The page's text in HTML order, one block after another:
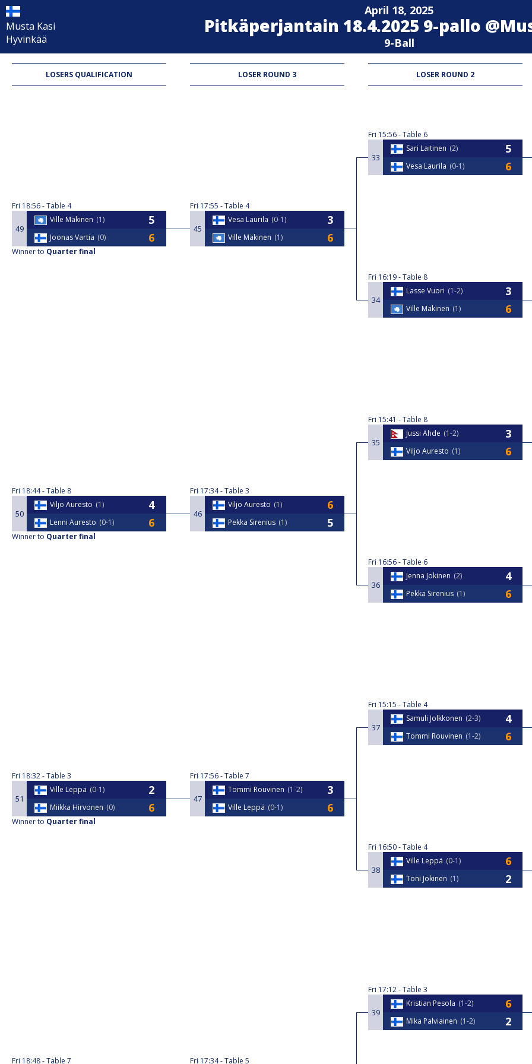
Musta Kasi
Hyvinkää
April 18, 2025
pitkäperjantain 18.4.2025 9-pallo
9-Ball
LOSERS QUALIFICATION LOSER ROUND 3 LOSER ROUND 2
Fri 18:56 Table 4
49
Ville Mäkinen
1
Joonas Vartia
0
Winner to Quarter final
Fri 18:44 Table 8
50
Viljo Auresto
1
Lenni Auresto
0-1
Winner to Quarter final
Fri 18:32 Table 3
51
Ville Leppä
0-1
Miikka Hirvonen
0
Winner to Quarter final
Fri 18:48 Table 7
Fri 17:55 Table 4
45
Vesa Laurila
0-1
Ville Mäkinen
1
Fri 17:34 Table 3
46
Viljo Auresto
1
Pekka Sirenius 1
Fri 17:56 Table 7
47
Tommi Rouvinen
1-2
Ville Leppä
0-1
Fri 17:34 Table 5
Fri 15:56 Table 6
33
Sari Laitinen 2
Vesa Laurila
0-1
Fri 16:19 Table 8
34
Lasse Vuori
1-2
Ville Mäkinen
1
Fri 15:41 Table 8
35
Jussi Ahde
1-2
Viljo Auresto
1
Fri 16:56 Table 6
36
Jenna Jokinen 2
Pekka Sirenius 1
Fri 15:15 Table 4
37
Samuli Jolkkonen 2-3
Tommi Rouvinen
1-2
Fri 16:50 Table 4
38
Ville Leppä
0-1
Toni Jokinen
1
Fri 17:12 Table 3
39
Kristian Pesola
1-2
Mika Palviainen
1-2